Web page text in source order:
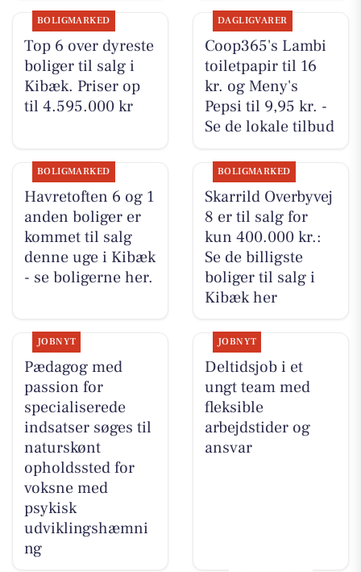
BOLIGMARKED
Top 6 over dyreste
boliger til salg i
Kibæk. Priser op
til 4.595.000 kr
DAGLIGVARER
Coop365's Lambi
toiletpapir til 16
kr. og Meny's
Pepsi til 9,95 kr. -
Se de lokale tilbud
BOLIGMARKED
Havretoften 6 og 1
anden boliger er
kommet til salg
denne uge i Kibæk
- se boligerne her.
BOLIGMARKED
Skarrild Overbyvej
8 er til salg for
kun 400.000 kr.:
Se de billigste
boliger til salg i
Kibæk her
JOBNYT
Pædagog med
passion for
specialiserede
indsatser søges til
naturskønt
opholdssted for
voksne med
psykisk
udviklingshæmni
ng
JOBNYT
Deltidsjob i et
ungt team med
fleksible
arbejdstider og
ansvar